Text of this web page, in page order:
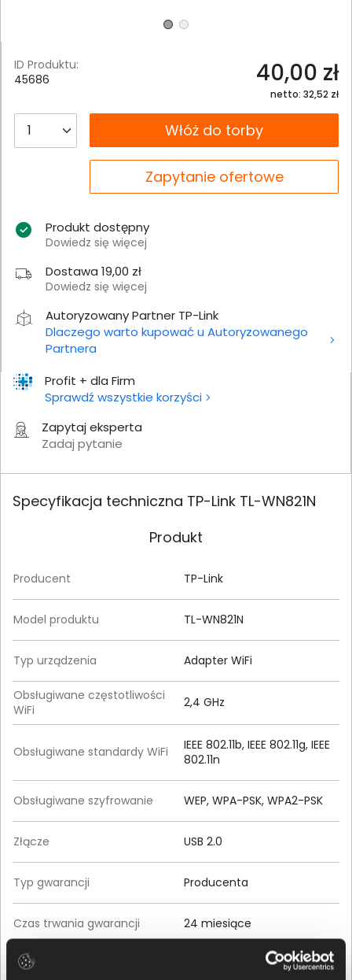
Profit + dla Firm
Sprawdź wszystkie korzyści
Zapytaj eksperta
Zadaj pytanie
ID Produktu:
45686
40,00 zł
netto: 32,52 zł
__B2C.PRODUCT.QUANTITYWłóż do torby
Zapytanie ofertowe
Produkt dostępny
Dowiedz się więcej
Dostawa 19,00 zł
Dowiedz się więcej
Autoryzowany Partner TP-Link
Dlaczego warto kupować u Autoryzowanego
Partnera
Specyfikacja techniczna TP-Link TL-WN821N
Produkt
Producent TP-Link
Model produktu TL-WN821N
Typ urządzenia Adapter WiFi
Obsługiwane częstotliwości
WiFi
2,4 GHz
Obsługiwane standardy WiFi
IEEE 802.11b, IEEE 802.11g, IEEE
802.11n
Obsługiwane szyfrowanie WEP, WPA-PSK, WPA2-PSK
Złącze USB 2.0
Typ gwarancji Producenta
Czas trwania gwarancji 24 miesiące
Wysokość (mm)